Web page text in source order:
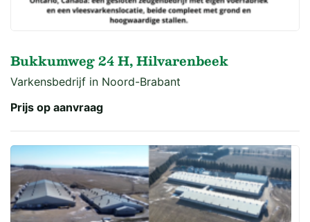
Bukkumweg 24 H, Hilvarenbeek
Varkensbedrijf in Noord-Brabant
Prijs op aanvraag